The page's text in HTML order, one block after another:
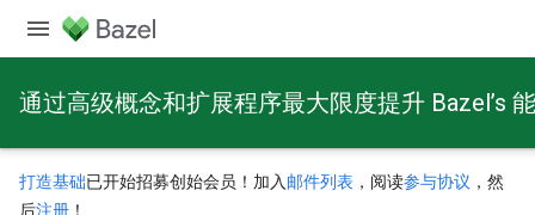
通过高级概念和扩展程序最大限度提升 Bazel’s
打造基础已开始招募创始会员！加入 邮件列表 ，阅读参与协议 ，然
后注册 ！